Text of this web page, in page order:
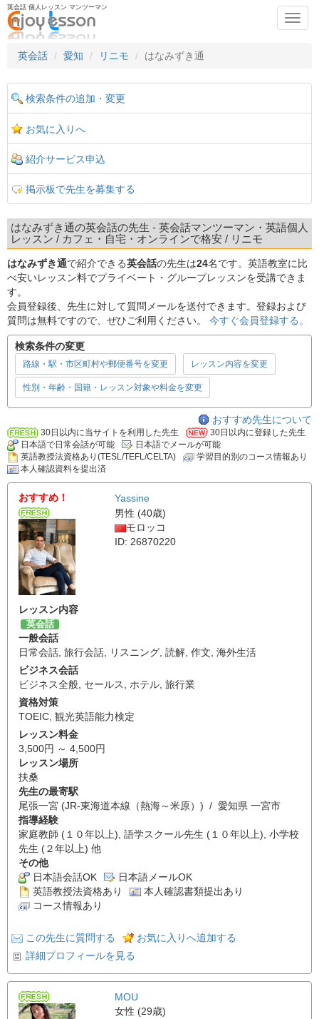
英会話 個人レッスン マンツーマン
英会話
愛知 リニモ はなみずき通
検索条件の追加・変更
お気に入りへ
紹介サービス申込
掲示板で先生を募集する
はなみずき通の英会話の先生 - 英会話マンツーマン・英語個人
レッスン / カフェ・自宅・オンラインで格安 / リニモ
はなみずき通で紹介できる英会話の先生は24名です。英語教室に比
べ安いレッスン料でプライベート・グループレッスンを受講できま
す。
会員登録後、先生に対して質問メールを送付できます。登録および
質問は無料ですので、ぜひご利用ください。 今すぐ会員登録する。
検索条件の変更
路線・駅・市区町村や郵便番号を変更 レッスン内容を変更
性別・年齢・国籍・レッスン対象や料金を変更
おすすめ先生について
30日以内に当サイトを利用した先生
30日以内に登録した先生
日本語で日常会話が可能
日本語でメールが可能
英語教授法資格あり(TESL/TEFL/CELTA)
学習目的別のコース情報あり
本人確認資料を提出済
おすすめ！
Yassine
男性 (40歳)
モロッコ
ID: 26870220
レッスン内容
英会話
一般会話
日常会話 旅行会話 リスニング 読解 作文 海外生活
ビジネス会話
ビジネス全般 セールス ホテル 旅行業
資格対策
TOEIC 観光英語能力検定
レッスン料金
3,500円 ～ 4,500円
レッスン場所
扶桑
先生の最寄駅
尾張一宮 (JR-東海道本線（熱海～米原）) / 愛知県 一宮市
指導経験
家庭教師 (１０年以上), 語学スクール先生 (１０年以上), 小学校
先生 (２年以上) 他
その他
日本語会話OK
日本語メールOK
英語教授法資格あり
本人確認書類提出あり
コース情報あり
この先生に質問する
お気に入りへ追加する
詳細プロフィールを見る
MOU
女性 (29歳)